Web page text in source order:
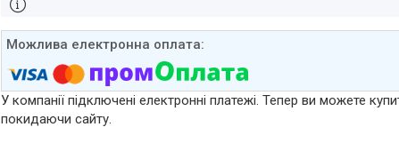
У компанії підключені електронні платежі. Тепер ви можете
покидаючи сайту.